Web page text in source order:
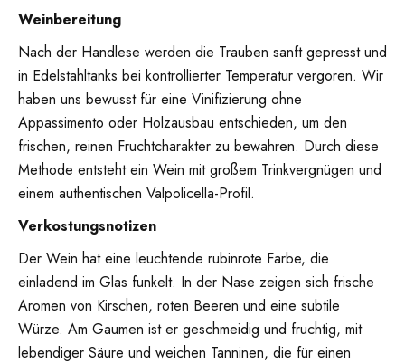
Weinbereitung
Nach der Handlese werden die Trauben sanft gepresst und
in Edelstahltanks bei kontrollierter Temperatur vergoren. Wir
haben uns bewusst für eine Vinifizierung ohne
Appassimento oder Holzausbau entschieden, um den
frischen, reinen Fruchtcharakter zu bewahren. Durch diese
Methode entsteht ein Wein mit großem Trinkvergnügen und
einem authentischen Valpolicella-Profil.
Verkostungsnotizen
Der Wein hat eine leuchtende rubinrote Farbe, die
einladend im Glas funkelt. In der Nase zeigen sich frische
Aromen von Kirschen, roten Beeren und eine subtile
Würze. Am Gaumen ist er geschmeidig und fruchtig, mit
lebendiger Säure und weichen Tanninen, die für einen